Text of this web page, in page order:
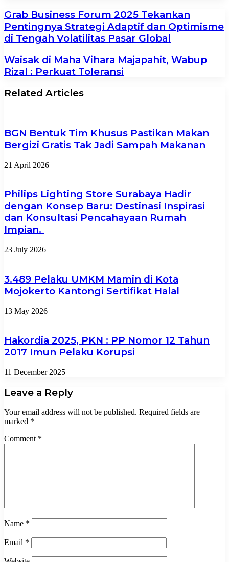
Grab Business Forum 2025 Tekankan
Pentingnya Strategi Adaptif dan Optimisme
di Tengah Volatilitas Pasar Global
Waisak di Maha Vihara Majapahit, Wabup
Rizal : Perkuat Toleransi
Related Articles
BGN Bentuk Tim Khusus Pastikan Makan
Bergizi Gratis Tak Jadi Sampah Makanan
21 April 2026
Philips Lighting Store Surabaya Hadir
dengan Konsep Baru: Destinasi Inspirasi
dan Konsultasi Pencahayaan Rumah
Impian.
23 July 2026
3.489 Pelaku UMKM Mamin di Kota
Mojokerto Kantongi Sertifikat Halal
13 May 2026
Hakordia 2025, PKN : PP Nomor 12 Tahun
2017 Imun Pelaku Korupsi
11 December 2025
Leave a Reply
Your email address will not be published. Required fields are
marked *
Comment *
Name *
Email *